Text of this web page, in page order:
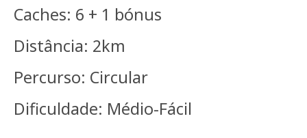
Caches: 6 + 1 bónus
Distância: 2km
Percurso: Circular
Dificuldade: Médio-Fácil